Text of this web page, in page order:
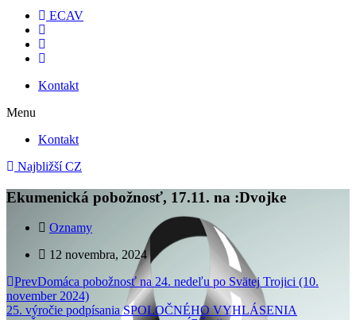
ECAV
Kontakt
Menu
Kontakt
Najbližší CZ
Ekumenická pobožnosť, 17.11. na :Dvojke
Oznamy
12 novembra, 2024
PrevDomáca pobožnosť na 24. nedeľu po Svätej Trojici (10.
november 2024)
25. výročie podpísania SPOLOČNÉHO VYHLÁSENIA